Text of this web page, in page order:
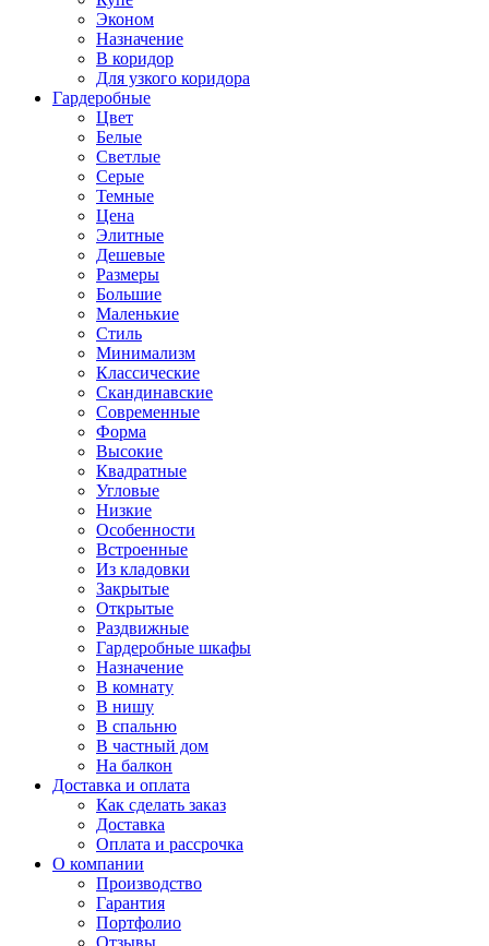
Эконом
Назначение
В коридор
Для узкого коридора
Гардеробные
Цвет
Белые
Светлые
Серые
Темные
Цена
Элитные
Дешевые
Размеры
Большие
Маленькие
Стиль
Минимализм
Классические
Скандинавские
Современные
Форма
Высокие
Квадратные
Угловые
Низкие
Особенности
Встроенные
Из кладовки
Закрытые
Открытые
Раздвижные
Гардеробные шкафы
Назначение
В комнату
В нишу
В спальню
В частный дом
На балкон
Доставка и оплата
Как сделать заказ
Доставка
Оплата и рассрочка
О компании
Производство
Гарантия
Портфолио
Отзывы